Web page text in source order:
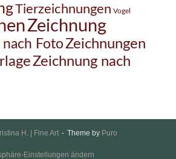
Tierzeichnungen Vogel
Zeichnung
FotoZeichnungen
Zeichnung nach
H. | Fine Art Theme by Puro
Einstellungen ändern